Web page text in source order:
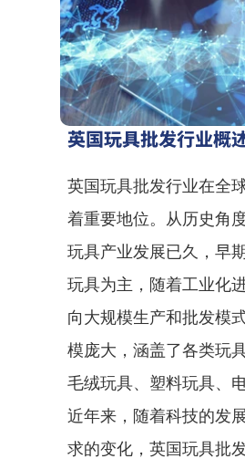
英国玩具批发行业概
英国玩具批发行业在全
着重要地位。从历史角
玩具产业发展已久，早
玩具为主，随着工业化
向大规模生产和批发模
模庞大，涵盖了各类玩
毛绒玩具、塑料玩具、
近年来，随着科技的发
求的变化，英国玩具批